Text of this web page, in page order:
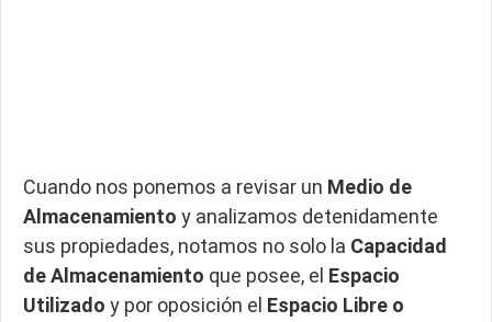
Cuando nos ponemos a revisar un Medio de
Almacenamiento y analizamos detenidamente
sus propiedades, notamos no solo la Capacidad
de Almacenamiento que posee, el Espacio
Utilizado y por oposición el Espacio Libre o